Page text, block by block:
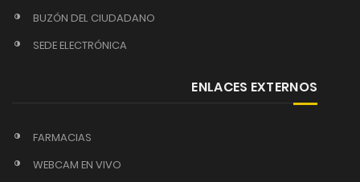
BUZÓN DEL CIUDADANO
SEDE ELECTRÓNICA
ENLACES EXTERNOS
FARMACIAS
WEBCAM EN VIVO